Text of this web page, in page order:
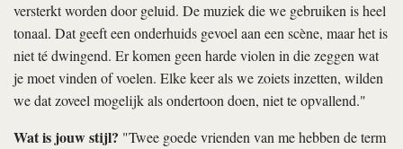
versterkt worden door geluid. De muziek die we gebruiken is heel
tonaal. Dat geeft een onderhuids gevoel aan een scène, maar het is
niet té dwingend. Er komen geen harde violen in die zeggen wat
je moet vinden of voelen. Elke keer als we zoiets inzetten, wilden
we dat zoveel mogelijk als ondertoon doen, niet te opvallend."
Wat is jouw stijl? "Twee goede vrienden van me hebben de term